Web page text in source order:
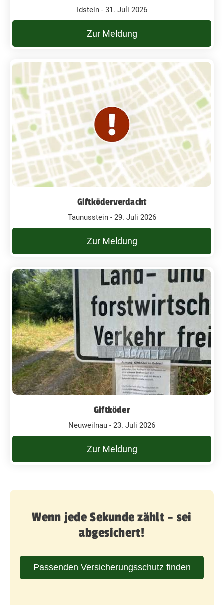
Idstein - 31. Juli 2026
Zur Meldung
Giftköderverdacht
Taunusstein - 29. Juli 2026
Zur Meldung
Giftköder
Neuweilnau - 23. Juli 2026
Zur Meldung
Wenn jede Sekunde zählt – sei
abgesichert!
Passenden Versicherungsschutz finden